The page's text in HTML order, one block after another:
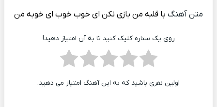
متن آهنگ با قلبه من بازی نکن ای خوب خوب ای خوبه من
روی یک ستاره کلیک کنید تا به آن امتیاز دهید!
اولین نفری باشید که به این آهنگ امتیاز می دهید.